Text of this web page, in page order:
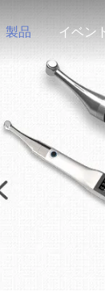
製品 イベン